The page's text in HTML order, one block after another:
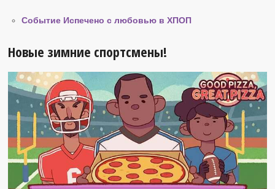
Событие Испечено с любовью в ХПОП
Новые зимние спортсмены!